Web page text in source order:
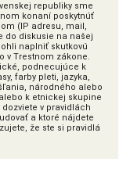
republiky sme
konaní poskytnúť
(IP adresu, mail,
do diskusie na našej
naplniť skutkovú
v Trestnom zákone.
podnecujúce k
farby pleti, jazyka,
národného alebo
k etnickej skupine
v pravidlách
a ktoré nájdete
že ste si pravidlá